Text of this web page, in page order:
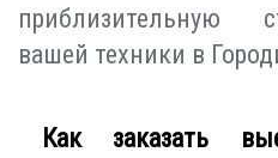
приблизительную
вашей техники в
Как заказать